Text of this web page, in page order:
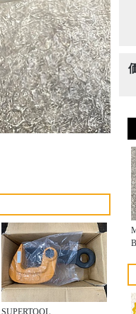
SUPERTOOL